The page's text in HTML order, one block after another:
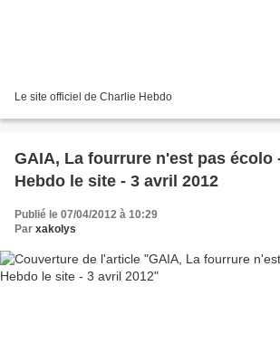
Le site officiel de Charlie Hebdo
GAIA, La fourrure n'est pas écolo
Hebdo le site - 3 avril 2012
Publié le 07/04/2012 à 10:29
Par xakolys